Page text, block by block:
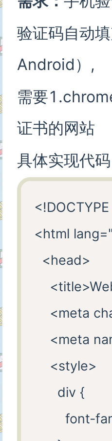
验证码自动
Android）,
需要
证书的网站
具体实现代码
<!DOCTYPE
<html
<head>
<title>Web
<meta
<meta
<style>
div {
font-